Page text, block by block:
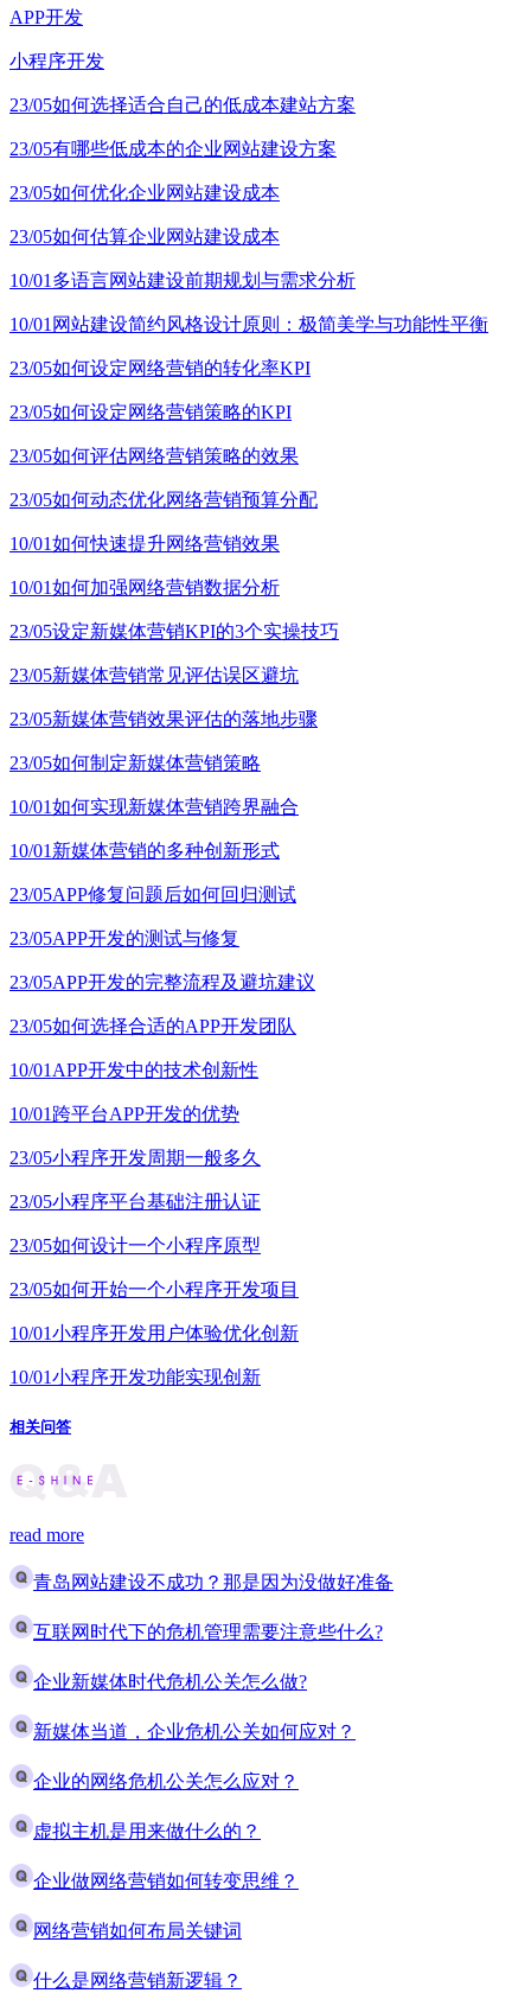
APP开发
小程序开发
23/05如何选择适合自己的低成本建站方案
23/05有哪些低成本的企业网站建设方案
23/05如何优化企业网站建设成本
23/05如何估算企业网站建设成本
10/01 多语言网站建设前期规划与需求分析
10/01 网站建设简约风格设计原则：极简美学与功能性平衡
23/05如何设定网络营销的转化率KPI
23/05如何设定网络营销策略的KPI
23/05如何评估网络营销策略的效果
23/05如何动态优化网络营销预算分配
10/01如何快速提升网络营销效果
10/01如何加强网络营销数据分析
23/05设定新媒体营销KPI的3个实操技巧
23/05新媒体营销常见评估误区避坑
23/05新媒体营销效果评估的落地步骤
23/05如何制定新媒体营销策略
10/01如何实现新媒体营销跨界融合
10/01 新媒体营销的多种创新形式
23/05APP修复问题后如何回归测试
23/05APP开发的测试与修复
23/05APP开发的完整流程及避坑建议
23/05如何选择合适的APP开发团队
10/01 APP开发中的技术创新性
10/01 跨平台APP开发的优势
23/05小程序开发周期一般多久
23/05小程序平台基础注册认证
23/05如何设计一个小程序原型
23/05如何开始一个小程序开发项目
10/01小程序开发用户体验优化创新
10/01小程序开发功能实现创新
相关问答
read more
青岛网站建设不成功？那是因为没做好准备
互联网时代下的危机管理需要注意些什么?
企业新媒体时代危机公关怎么做?
新媒体当道，企业危机公关如何应对？
企业的网络危机公关怎么应对？
虚拟主机是用来做什么的？
企业做网络营销如何转变思维？
网络营销如何布局关键词
什么是网络营销新逻辑？